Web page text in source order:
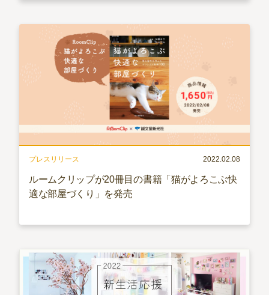
プレスリリース 2022.02.08
ルームクリップが20冊目の書籍「猫がよろこぶ快
適な部屋づくり」を発売